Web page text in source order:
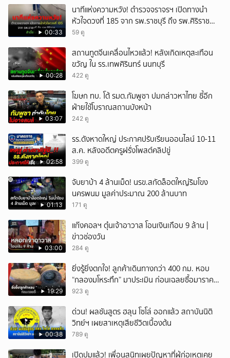
00:33
นาทีแห่งความหวัง! ตำรวจจราจรฯ เปิดทางนำ
หัวใจดวงที่ 185 จาก รพ.ราชบุรี ถึง รพ.ศิริราช
สำเร็จใน 48 นาที
59 ดู
00:28
สถานทูตจีนเคลื่อนไหวแล้ว! หลังเกิดเหตุสะเทือน
ขวัญ ใน รร.เทพศิรินทร์ นนทบุรี
422 ดู
03:07
โฆษก ทบ. โต้ รมต.กัมพูชา ปมกล่าวหาไทย ชี้อีก
ฝ่ายใช้โบราณสถานบังหน้า
242 ดู
02:58
รร.ดังหาดใหญ่ ประกาศปรับเรียนออนไลน์ 10-11
ส.ค. หลังอดีตครูฝรั่งโพสต์คลิปขู่
399 ดู
01:13
จับยาบ้า 4 ล้านเม็ด! นรข.สกัดล็อตใหญ่ริมโขง
นครพนม มูลค่าประมาณ 200 ล้านบาท
171 ดู
03:00
แก๊งคอลฯ ตุ๋นเจ้าอาวาส โอนเงินเกือบ 9 ล้าน |
ข่าวช่องวัน
284 ดู
19:29
ยิ่งรู้ยิ่งตกใจ! ลูกค้าเดินทางกว่า 400 กม. หอบ
“กลองมโหระทึก” มาประเมิน ก่อนเฉลยซื้อมาราคา
เท่าไหร่?
923 ดู
00:38
ด่วน! ผลชันสูตร ฮลุน โซโล่ ออกแล้ว สถาบันนิติ
วิทย์ฯ เผยสาเหตุเสียชีวิตเบื้องต้น
789 ดู
เปิดปมแล้ว! เพื่อนสนิทเผยปัญหาที่ผู้ก่อเหตุเคย